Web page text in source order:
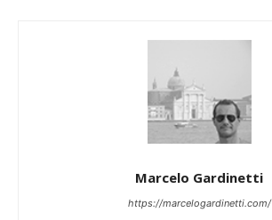
Marcelo Gardinetti
https://marcelogardinetti.com/